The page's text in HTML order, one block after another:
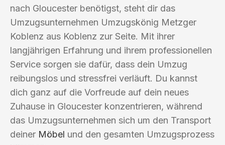
nach Gloucester benötigst, steht dir das
Umzugsunternehmen Umzugskönig Metzger
Koblenz aus Koblenz zur Seite. Mit ihrer
langjährigen Erfahrung und ihrem professionellen
Service sorgen sie dafür, dass dein Umzug
reibungslos und stressfrei verläuft. Du kannst
dich ganz auf die Vorfreude auf dein neues
Zuhause in Gloucester konzentrieren, während
das Umzugsunternehmen sich um den Transport
deiner Möbel und den gesamten Umzugsprozess